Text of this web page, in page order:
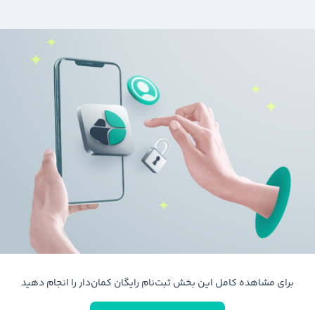
برای مشاهده کامل این بخش ثبت‌نام رایگان کمان‌دار را انجام دهید